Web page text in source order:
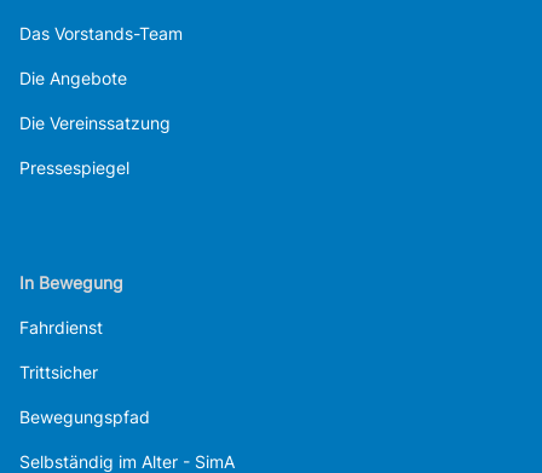
Das Vorstands-Team
Die Angebote
Die Vereinssatzung
Pressespiegel
In Bewegung
Fahrdienst
Trittsicher
Bewegungspfad
Selbständig im Alter - SimA